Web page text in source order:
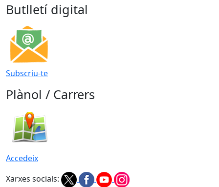
Butlletí digital
Subscriu-te
Plànol / Carrers
Accedeix
Xarxes socials: